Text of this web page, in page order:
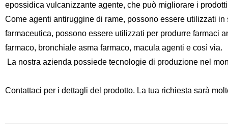
epossidica vulcanizzante agente, che può migliorare i
Come agenti antiruggine di rame, possono essere utilizzati
farmaceutica, possono essere utilizzati per produrre farmaci
farmaco, bronchiale asma farmaco, macula agenti e così via.
La nostra azienda possiede tecnologie di produzione nel
Contattaci per i dettagli del prodotto. La tua richiesta sarà